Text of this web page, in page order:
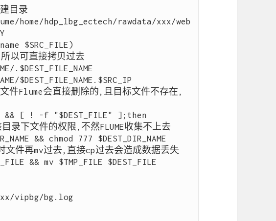
目录
home/hdp_lbg_ectech/rawdata/xxx/web
$SRC_FILE)
所以可直接拷贝过去
.$DEST_FILE_NAME
$DEST_FILE_NAME.$SRC_IP
件Flume会直接删除的,且目标文件不存在,
[ ! -f "$DEST_FILE" ];then
vipbg/bg.log